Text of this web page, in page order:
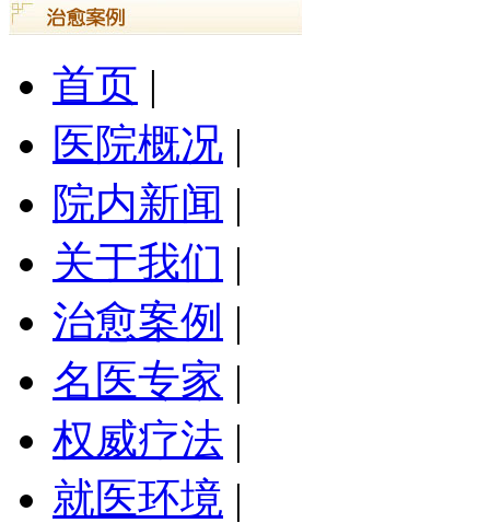
首页 |
医院概况 |
院内新闻 |
关于我们 |
治愈案例 |
名医专家 |
权威疗法 |
就医环境 |